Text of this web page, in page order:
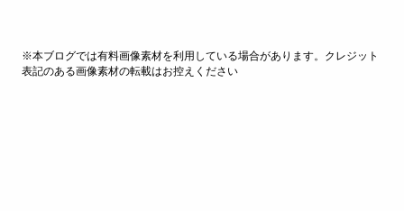
※本ブログでは有料画像素材を利用している場合があります。クレジット
表記のある画像素材の転載はお控えください